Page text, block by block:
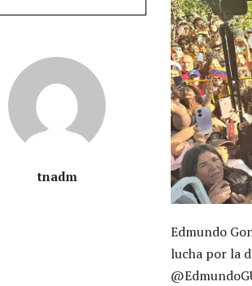
tnadm
Edmundo
lucha por la